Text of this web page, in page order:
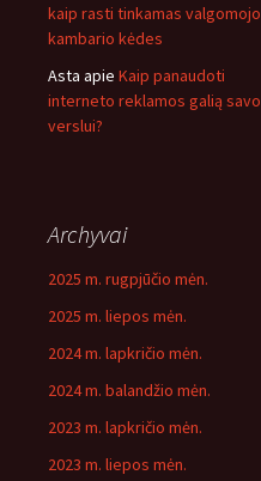
kaip rasti tinkamas valgomojo
kambario kėdes
Asta apie Kaip panaudoti
interneto reklamos galią savo
verslui?
Archyvai
2025 m. rugpjūčio mėn.
2025 m. liepos mėn.
2024 m. lapkričio mėn.
2024 m. balandžio mėn.
2023 m. lapkričio mėn.
2023 m. liepos mėn.